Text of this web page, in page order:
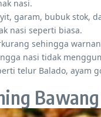
nasi.
garam, bubuk stok,
nasi seperti biasa.
sehingga
nasi tidak
telur Balado, ayam